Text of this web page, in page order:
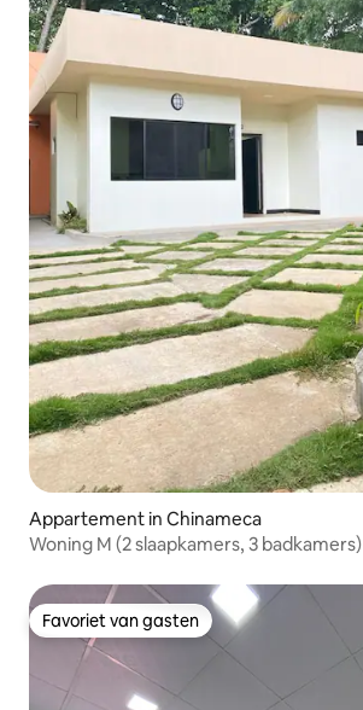
Appartement in Chinameca
Woning M (2 slaapkamers, 3 badkamers)
Favoriet van gasten
Favoriet van gasten